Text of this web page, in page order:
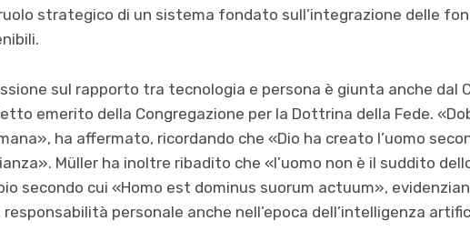
strategico di un sistema fondato sull’integrazione delle
sul rapporto tra tecnologia e persona è giunta anche dal
emerito della Congregazione per la Dottrina della Fede.
ha affermato, ricordando che «Dio ha creato l’uomo
Müller ha inoltre ribadito che «l’uomo non è il suddito
secondo cui «Homo est dominus suorum actuum»,
personale anche nell’epoca dell’intelligenza